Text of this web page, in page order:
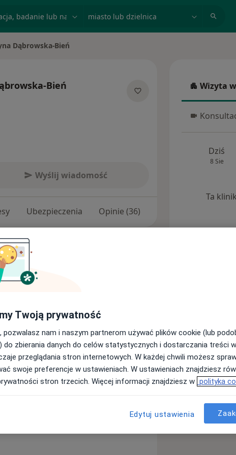
Dąbrowska-Bień
Bień
Wyślij wiadomość
Ubezpieczenia Opinie (36)
Początkowo zajmowałam się
nosa i nosa zewnętrznego,
i chirurgicznym ( operacje
Instytucie Fizjologii i Patologii
dały mi ogromną sprawność
obroniłam pracę doktorską na
Prywatnie jestem
dziecko miałam traumę, będąc
opóźnień ale czasem, mimo
Uważam, że zaufanie i
w relacji lekarz - pacjent. Z
się od moich pacjentów i to jest
Wizyta w
Wizyta
Dziś
8 Sie
Ta
Twoją prywatność
pozwalasz nam i naszym partnerom używać plików cookie (lub
do zbierania danych do celów statystycznych i dostarczania treści
przeglądania stron internetowych. W każdej chwili możesz
swoje preferencje w ustawieniach. W ustawieniach znajdziesz
stron trzecich. Więcej informacji znajdziesz w polityka
Edytuj ustawienia